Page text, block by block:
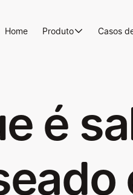
Home Produto Casos
é